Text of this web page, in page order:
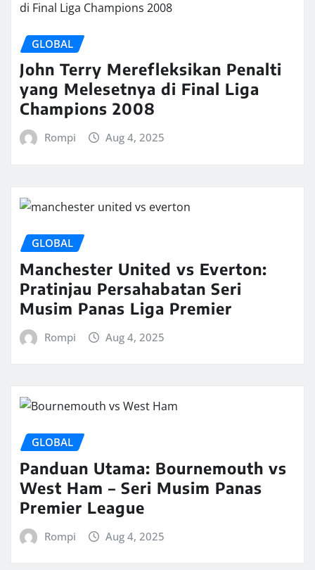
GLOBAL
John Terry Merefleksikan Penalti
yang Melesetnya di Final Liga
Champions 2008
Rompi Aug 4, 2025
GLOBAL
Manchester United vs Everton:
Pratinjau Persahabatan Seri
Musim Panas Liga Premier
Rompi Aug 4, 2025
GLOBAL
Panduan Utama: Bournemouth vs
West Ham – Seri Musim Panas
Premier League
Rompi Aug 4, 2025